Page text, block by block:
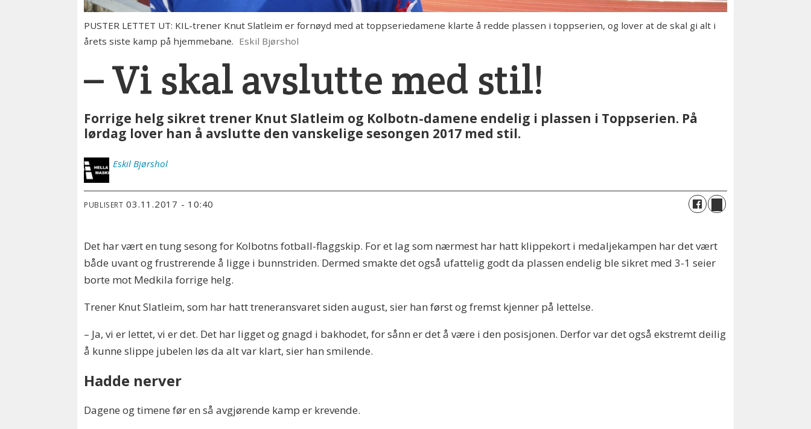
PUSTER LETTET UT: KIL-trener Knut Slatleim er fornøyd med at toppseriedamene klarte å redde plassen i toppserien, og lover at de skal gi alt i
årets siste kamp på hjemmebane. Eskil Bjørshol
– Vi skal avslutte med stil!
Forrige helg sikret trener Knut Slatleim og Kolbotn-damene endelig i plassen i Toppserien. På
lørdag lover han å avslutte den vanskelige sesongen 2017 med stil.
Eskil Bjørshol
PUBLISERT 03.11.2017 - 10:40
Det har vært en tung sesong for Kolbotns fotball-flaggskip. For et lag som nærmest har hatt klippekort i medaljekampen har det vært
både uvant og frustrerende å ligge i bunnstriden. Dermed smakte det også ufattelig godt da plassen endelig ble sikret med 3-1 seier
borte mot Medkila forrige helg.
Trener Knut Slatleim, som har hatt treneransvaret siden august, sier han først og fremst kjenner på lettelse.
– Ja, vi er lettet, vi er det. Det har ligget og gnagd i bakhodet, for sånn er det å være i den posisjonen. Derfor var det også ekstremt deilig
å kunne slippe jubelen løs da alt var klart, sier han smilende.
Hadde nerver
Dagene og timene før en så avgjørende kamp er krevende.